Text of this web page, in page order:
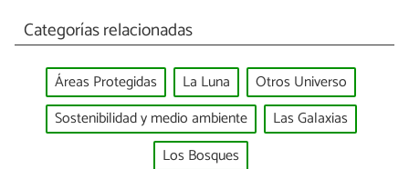
Categorías relacionadas
Áreas Protegidas La Luna
Otros Universo
Sostenibilidad y medio ambiente
Las Galaxias
Los Bosques